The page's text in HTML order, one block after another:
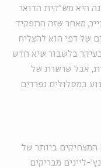
היא מש"קית הדואר
מאחר שזה התפקיד
של דפי הוא להצליח
בלשבור שיא חדש
אבל שרשרת של
במסלולים נפרדים
המצחיקים ביותר של
ליינים מבריקים